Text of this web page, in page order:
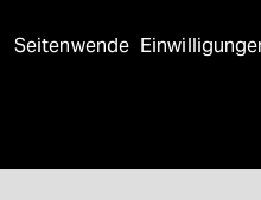
Seitenwende